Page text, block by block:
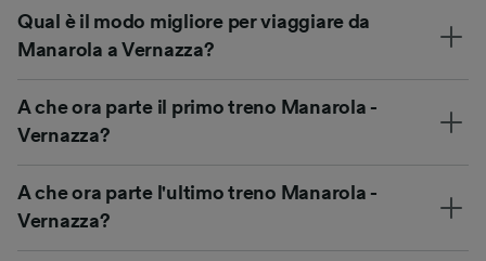
Qual è il modo migliore per viaggiare da
Manarola a Vernazza?
A che ora parte il primo treno Manarola -
Vernazza?
A che ora parte l'ultimo treno Manarola -
Vernazza?